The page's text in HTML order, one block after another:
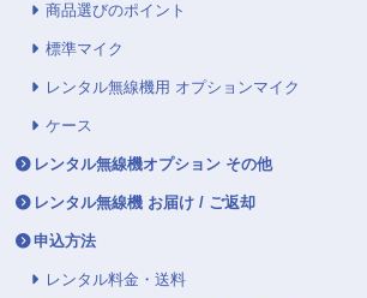
商品選びのポイント
標準マイク
レンタル無線機用 オプションマイク
ケース
レンタル無線機オプション その他
レンタル無線機 お届け / ご返却
申込方法
レンタル料金・送料